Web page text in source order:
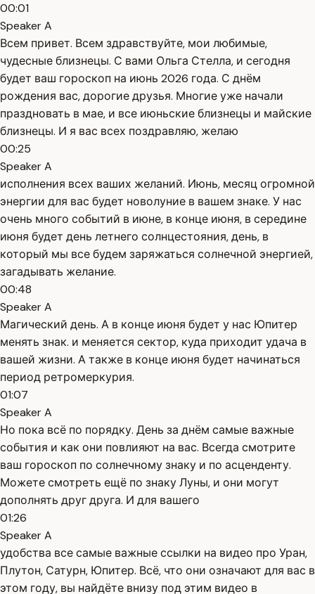
00:01
Speaker A
Всем привет. Всем здравствуйте, мои любимые,
чудесные близнецы. С вами Ольга Стелла, и сегодня
будет ваш гороскоп на июнь 2026 года. С днём
рождения вас, дорогие друзья. Многие уже начали
праздновать в мае, и все июньские близнецы и майские
близнецы. И я вас всех поздравляю, желаю
00:25
Speaker A
исполнения всех ваших желаний. Июнь, месяц огромной
энергии для вас будет новолуние в вашем знаке. У нас
очень много событий в июне, в конце июня, в середине
июня будет день летнего солнцестояния, день, в
который мы все будем заряжаться солнечной энергией,
загадывать желание.
00:48
Speaker A
Магический день. А в конце июня будет у нас Юпитер
менять знак. и меняется сектор, куда приходит удача в
вашей жизни. А также в конце июня будет начинаться
период ретромеркурия.
01:07
Speaker A
Но пока всё по порядку. День за днём самые важные
события и как они повлияют на вас. Всегда смотрите
ваш гороскоп по солнечному знаку и по асценденту.
Можете смотреть ещё по знаку Луны, и они могут
дополнять друг друга. И для вашего
01:26
Speaker A
удобства все самые важные ссылки на видео про Уран,
Плутон, Сатурн, Юпитер. Всё, что они означают для вас в
этом году, вы найдёте внизу под этим видео в